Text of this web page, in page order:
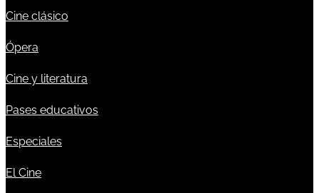
Cine clásico
Ópera
Cine y literatura
Pases educativos
Especiales
El Cine